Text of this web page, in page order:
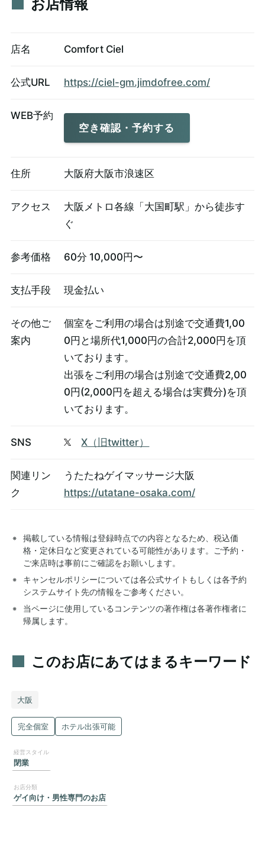
お店情報
店名 Comfort Ciel
公式URL https://ciel-gm.jimdofree.com/
WEB予約
空き確認・予約する
住所 大阪府大阪市浪速区
アクセス
大阪メトロ各線「大国町駅」から徒歩す
ぐ
参考価格 60分 10,000円〜
支払手段 現金払い
その他ご
案内
個室をご利用の場合は別途で交通費1,00
0円と場所代1,000円の合計2,000円を頂
いております。
出張をご利用の場合は別途で交通費2,00
0円(2,000円を超える場合は実費分)を頂
いております。
SNS X（旧twitter）
関連リン
ク
うたたねゲイマッサージ大阪
https://utatane-osaka.com/
掲載している情報は登録時点での内容となるため、税込価
格・定休日など変更されている可能性があります。ご予約・
ご来店時は事前にご確認をお願いします。
キャンセルポリシーについては各公式サイトもしくは各予約
システムサイト先の情報をご参考ください。
当ページに使用しているコンテンツの著作権は各著作権者に
帰属します。
このお店にあてはまるキーワード
大阪
完全個室 ホテル出張可能
閉業
ゲイ向け・男性専門のお店